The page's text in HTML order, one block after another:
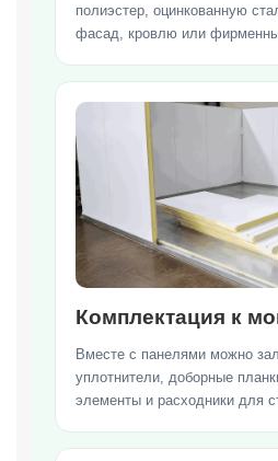
полиэстер, оцинкованную
фасад, кровлю или
Комплектация к
Вместе с панелями можно
уплотнители, доборные
элементы и расходники для